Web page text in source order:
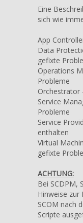
Eine
sich wie
App
Data
gefixte
Operations
Probleme
Orchestrator
Service
Probleme
Service
enthalten
Virtual
gefixte
ACHTUNG:
Bei SCDPM,
Hinweise
SCOM nach
Scripte